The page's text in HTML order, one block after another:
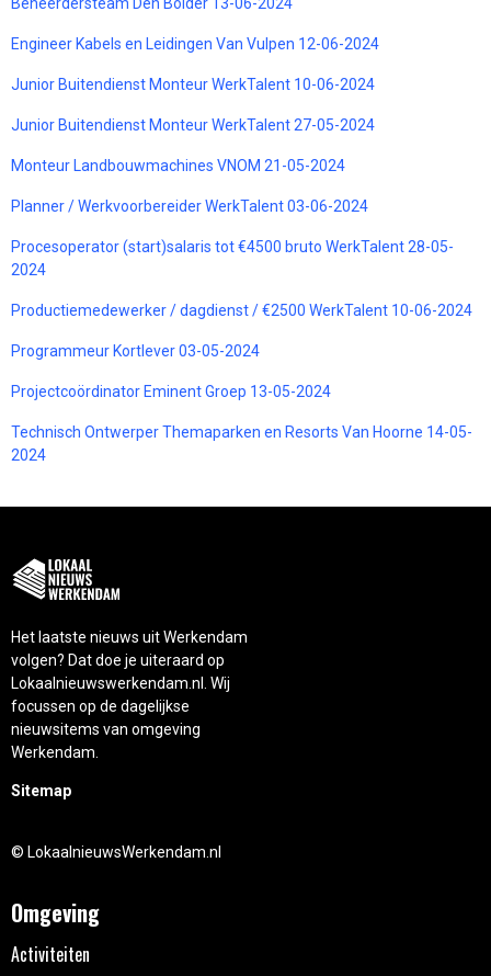
Engineer Kabels en Leidingen Van Vulpen 12-06-2024
Junior Buitendienst Monteur WerkTalent 10-06-2024
Junior Buitendienst Monteur WerkTalent 27-05-2024
Monteur Landbouwmachines VNOM 21-05-2024
Planner / Werkvoorbereider WerkTalent 03-06-2024
Procesoperator (start)salaris tot €4500 bruto WerkTalent 28-05-
2024
Productiemedewerker / dagdienst / €2500 WerkTalent 10-06-2024
Programmeur Kortlever 03-05-2024
Projectcoördinator Eminent Groep 13-05-2024
Technisch Ontwerper Themaparken en Resorts Van Hoorne 14-05-
2024
Het laatste nieuws uit Werkendam
volgen? Dat doe je uiteraard op
Lokaalnieuwswerkendam.nl. Wij
focussen op de dagelijkse
nieuwsitems van omgeving
Werkendam.
Sitemap
© LokaalnieuwsWerkendam.nl
Omgeving
Activiteiten